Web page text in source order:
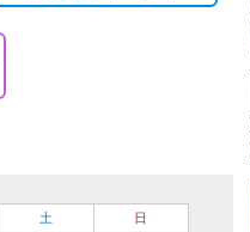
土 日